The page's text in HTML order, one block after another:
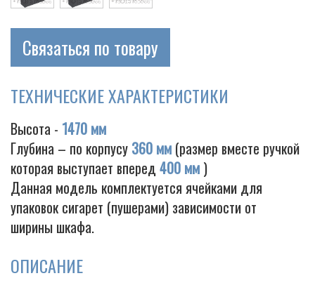
Cigarette
Связаться по товару
ТЕХНИЧЕСКИЕ ХАРАКТЕРИСТИКИ
Высота - 1470 мм
Глубина – по корпусу 360 мм (размер вместе ручкой
которая выступает вперед400 мм )
Данная модель комплектуется ячейками для
упаковок сигарет (пушерами) зависимости от
ширины шкафа.
ОПИСАНИЕ